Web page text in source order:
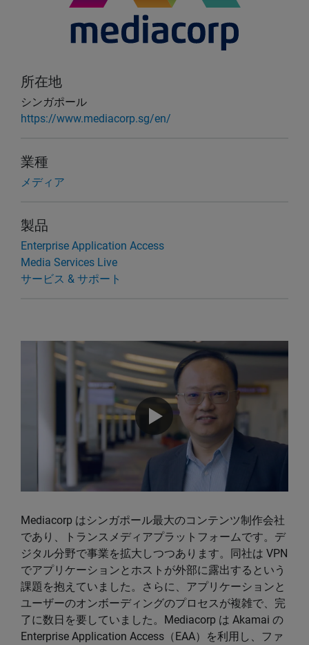
Mediacorp はシンガポール最大のコンテンツ制作会社
であり、トランスメディアプラットフォームです。デ
ジタル分野で事業を拡大しつつあります。同社は VPN
でアプリケーションとホストが外部に露出するという
課題を抱えていました。さらに、アプリケーションと
ユーザーのオンボーディングのプロセスが複雑で、完
了に数日を要していました。Mediacorp は Akamai の
Enterprise Application Access（EAA）を利用し、ファ
所在地
シンガポール
https://www.mediacorp.sg/en/
業種
メディア
製品
Enterprise Application Access
Media Services Live
サービス & サポート